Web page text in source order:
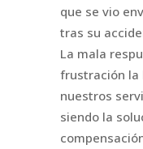
que se vio
tras su
La mala
frustración la
nuestros
siendo la